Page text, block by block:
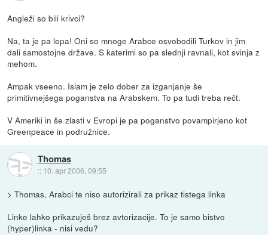
Angleži so bili krivci?
Na, ta je pa lepa! Oni so mnoge Arabce osvobodili Turkov in jim
dali samostojne države. S katerimi so pa slednji ravnali, kot svinja z
mehom.
Ampak vseeno. Islam je zelo dober za izganjanje še
primitivnejšega poganstva na Arabskem. To pa tudi treba rečt.
V Ameriki in še zlasti v Evropi je pa poganstvo povampirjeno kot
Greenpeace in podružnice.
Thomas
:: 10. apr 2006, 09:55
> Thomas, Arabci te niso autorizirali za prikaz tistega linka
Linke lahko prikazuješ brez avtorizacije. To je samo bistvo
(hyper)linka - nisi vedu?